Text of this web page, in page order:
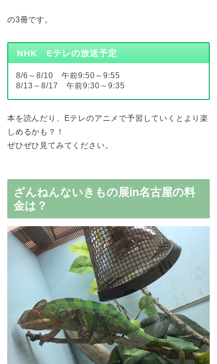
の3冊です。
NHK Eテレの放送予定
8/6～8/10 午前9:50～9:55
8/13～8/17 午前9:30～9:35
本を読んだり、Eテレのアニメで予習していくとより楽
しめるかも？！
ぜひぜひ見てみてください。
ざんねんないきもの展in名古屋の料
金は？